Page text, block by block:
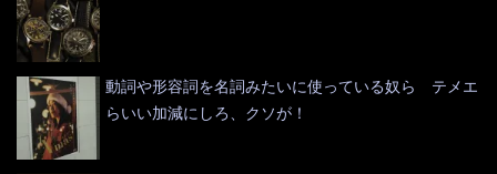
動詞や形容詞を名詞みたいに使っている奴ら テメエ
らいい加減にしろ、クソが！